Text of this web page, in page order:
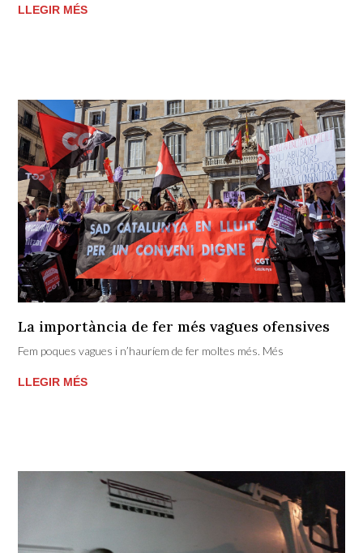
LLEGIR MÉS
La importància de fer més vagues ofensives
Fem poques vagues i n’hauríem de fer moltes més. Més
LLEGIR MÉS